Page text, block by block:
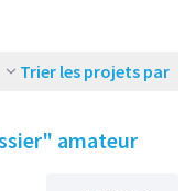
Trier les projets par
amateur